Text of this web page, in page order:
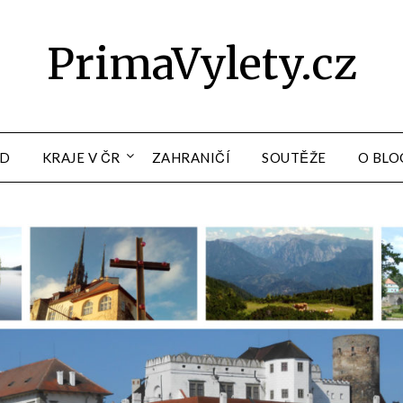
PrimaVylety.cz
KRAJE V ČR ZAHRANIČÍ SOUTĚŽE O